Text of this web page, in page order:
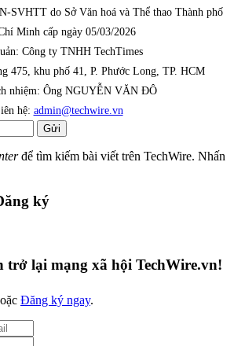
SVHTT do Sở Văn hoá và Thể thao Thành phố
Minh cấp ngày 05/03/2026
Công ty TNHH TechTimes
475, khu phố 41, P. Phước Long, TP. HCM
nhiệm: Ông NGUYỄN VĂN ĐÔ
hệ: admin@techwire.vn
Gửi
để tìm kiếm bài viết trên TechWire. Nhấn
ký
trở lại mạng xã hội TechWire.vn!
Đăng ký ngay.